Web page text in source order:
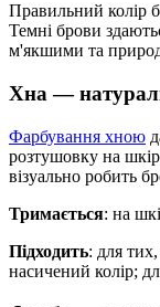
Правильний колір
Темні брови
м'якшими та
Хна —
Фарбування хною
розтушовку на
візуально робить
Тримається: на
Підходить: для
насичений колір;